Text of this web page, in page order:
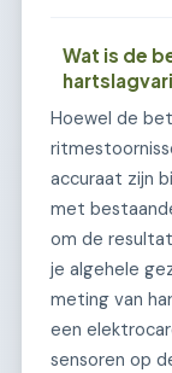
Wat is de
Hoewel de
accuraat zijn
met
om de
je algehele
meting van
een
sensoren op